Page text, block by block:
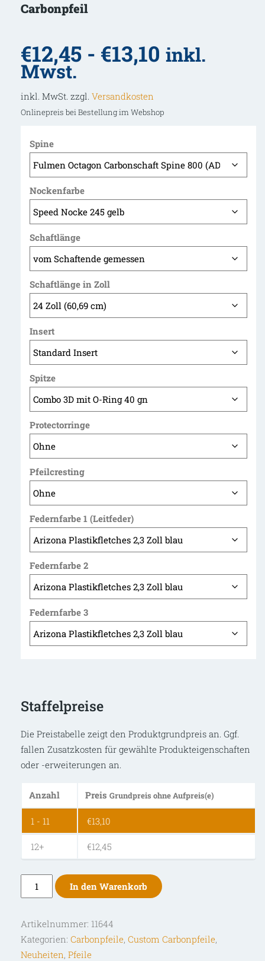
Carbonpfeil
€12,45 - €13,10 inkl.
Mwst.
inkl. MwSt. zzgl. Versandkosten
Onlinepreis bei Bestellung im Webshop
Spine
Nockenfarbe
Schaftlänge
Schaftlänge in Zoll
Insert
Spitze
Protectorringe
Pfeilcresting
Federnfarbe 1 (Leitfeder)
Federnfarbe 2
Federnfarbe 3
Staffelpreise
Die Preistabelle zeigt den Produktgrundpreis an. Ggf.
fallen Zusatzkosten für gewählte Produkteigenschaften
oder -erweiterungen an.
Anzahl Preis Grundpreis ohne Aufpreis(e)
1 - 11 €13,10
12+ €12,45
Cross-
X
Octagon
Custom
Carbonpfeil
In den Warenkorb
Artikelnummer: 11644
Kategorien: Carbonpfeile, Custom Carbonpfeile,
Neuheiten, Pfeile